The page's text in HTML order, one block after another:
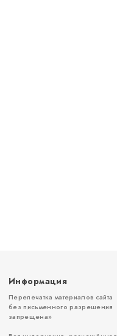
Информация
Перепечатка материалов сайта
без письменного разрешения
запрещена»